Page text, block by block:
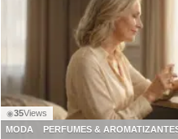
◉35Views
MODA
PERFUMES &